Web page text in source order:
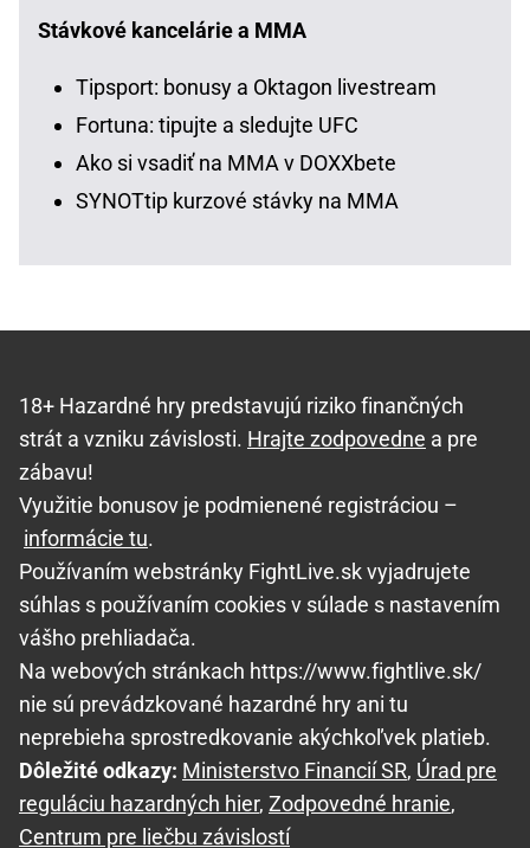
Stávkové kancelárie a MMA
Tipsport: bonusy a Oktagon livestream
Fortuna: tipujte a sledujte UFC
Ako si vsadiť na MMA v DOXXbete
SYNOTtip kurzové stávky na MMA
18+ Hazardné hry predstavujú riziko finančných
strát a vzniku závislosti. Hrajte zodpovedne a pre
zábavu!
Využitie bonusov je podmienené registráciou –
informácie tu.
Používaním webstránky FightLive.sk vyjadrujete
súhlas s používaním cookies v súlade s nastavením
vášho prehliadača.
Na webových stránkach https://www.fightlive.sk/
nie sú prevádzkované hazardné hry ani tu
neprebieha sprostredkovanie akýchkoľvek platieb.
Dôležité odkazy: Ministerstvo Financií SR, Úrad pre
reguláciu hazardných hier, Zodpovedné hranie,
Centrum pre liečbu závislostí